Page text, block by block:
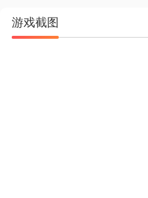
游戏截图